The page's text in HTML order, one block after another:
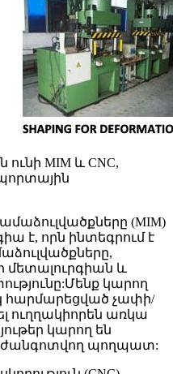
ունի MIM և CNC,
(MIM)
է, որն ինտեգրում է
մետալուրգիան և
կարող
հարմարեցված չափի/
ուղղակիորեն առկա
կարող են
չժանգոտվող պողպատ: